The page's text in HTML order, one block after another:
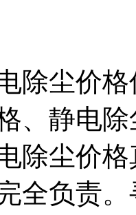
除尘价
、静电
除尘价
全负责